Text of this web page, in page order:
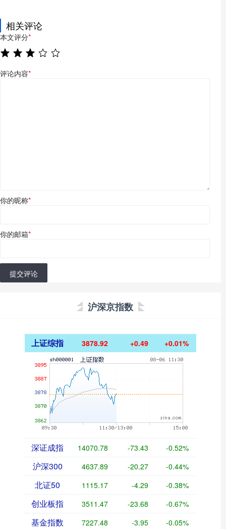
相关评论
本文评分*
评论内容*
你的昵称*
你的邮箱*
提交评论
沪深京指数
上证综指 3878.92 +0.49 +0.01%
深证成指 14070.78 -73.43 -0.52%
沪深300 4637.89 -20.27 -0.44%
北证50 1115.17 -4.29 -0.38%
创业板指 3511.47 -23.68 -0.67%
基金指数 7227.48 -3.95 -0.05%